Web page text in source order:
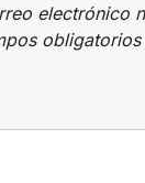
electrónico
obligatorios